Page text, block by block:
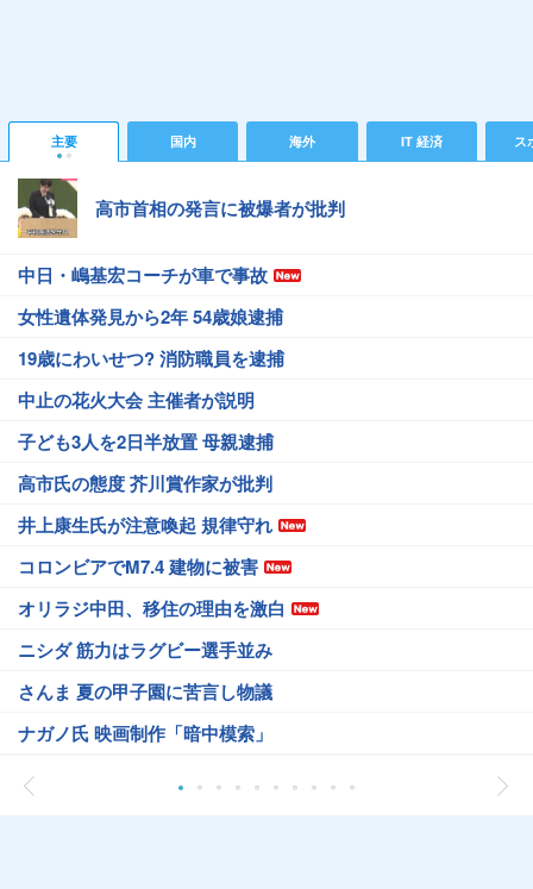
主要 国内 海外 IT 経済 ス
高市首相の発言に被爆者が批判
中日・嶋基宏コーチが車で事故
女性遺体発見から2年 54歳娘逮捕
19歳にわいせつ? 消防職員を逮捕
中止の花火大会 主催者が説明
子ども3人を2日半放置 母親逮捕
高市氏の態度 芥川賞作家が批判
井上康生氏が注意喚起 規律守れ
コロンビアでM7.4 建物に被害
オリラジ中田、移住の理由を激白
ニシダ 筋力はラグビー選手並み
さんま 夏の甲子園に苦言し物議
ナガノ氏 映画制作「暗中模索」